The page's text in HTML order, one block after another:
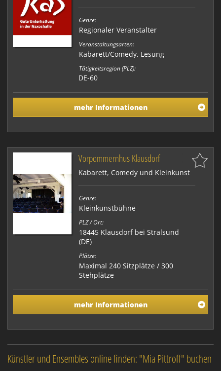
Genre:
Regionaler Veranstalter
Veranstaltungsarten:
Kabarett/Comedy, Lesung
Tätigkeitsregion (PLZ):
DE-60
mehr Informationen
Vorpommernhus Klausdorf
Kabarett, Comedy und Kleinkunst
Genre:
Kleinkunstbühne
PLZ / Ort:
18445 Klausdorf bei Stralsund
(DE)
Plätze:
Maximal 240 Sitzplätze / 300
Stehplätze
mehr Informationen
Künstler und Ensembles online finden: "Mia Pittroff" buchen